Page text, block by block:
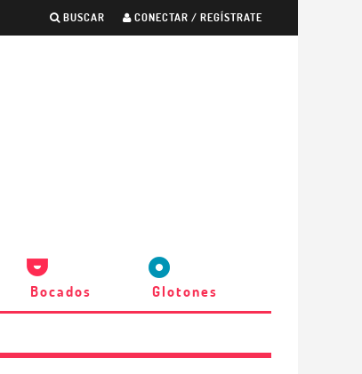
BUSCAR CONECTAR / REGÍSTRATE
Bocados Glotones